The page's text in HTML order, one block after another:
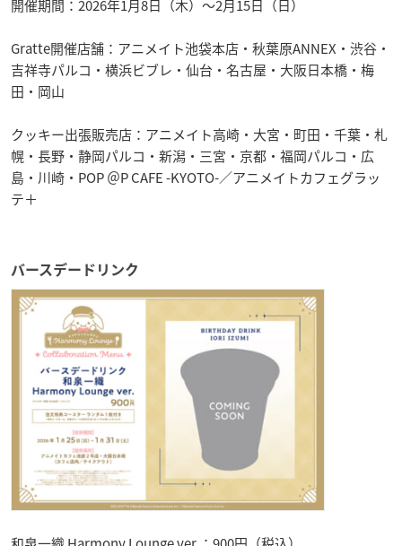
開催期間：2026年1月8日（木）〜2月15日（日）
Gratte開催店舗：アニメイト池袋本店・秋葉原ANNEX・渋谷・
吉祥寺パルコ・横浜ビブレ・仙台・名古屋・大阪日本橋・梅
田・岡山
クッキー出張販売店：アニメイト高崎・大宮・町田・千葉・札
幌・長野・静岡パルコ・新潟・三宮・京都・福岡パルコ・広
島・川崎・POP ＠P CAFE -KYOTO-／アニメイトカフェグラッ
テ＋
バースデードリンク